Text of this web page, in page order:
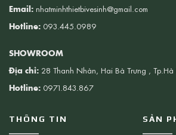
Email: nhatminhthietbivesinh@gmail.com
Hotline: 093.445.0989
SHOWROOM
Địa chỉ: 28 Thanh Nhàn, Hai Bà Trưng ,
Hotline: 0971.843.867
THÔNG TIN SẢN